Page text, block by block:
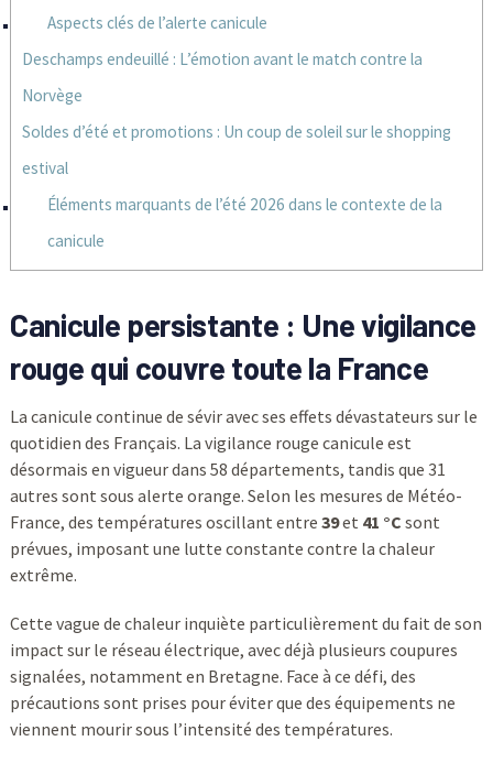
Aspects clés de l’alerte canicule
Deschamps endeuillé : L’émotion avant le match contre la
Norvège
Soldes d’été et promotions : Un coup de soleil sur le shopping
estival
Éléments marquants de l’été 2026 dans le contexte de la
canicule
Canicule persistante : Une vigilance
rouge qui couvre toute la France
La canicule continue de sévir avec ses effets dévastateurs sur le
quotidien des Français. La vigilance rouge canicule est
désormais en vigueur dans 58 départements, tandis que 31
autres sont sous alerte orange. Selon les mesures de Météo-
France, des températures oscillant entre 39et 41 °C sont
prévues, imposant une lutte constante contre la chaleur
extrême.
Cette vague de chaleur inquiète particulièrement du fait de son
impact sur le réseau électrique, avec déjà plusieurs coupures
signalées, notamment en Bretagne. Face à ce défi, des
précautions sont prises pour éviter que des équipements ne
viennent mourir sous l’intensité des températures.